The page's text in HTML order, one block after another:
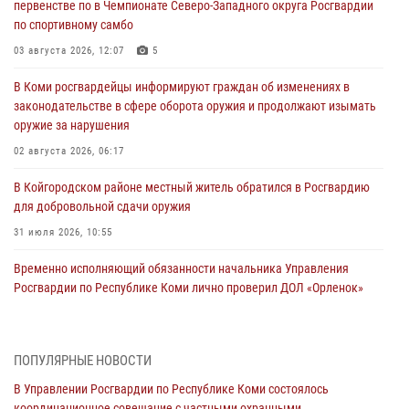
первенстве по в Чемпионате Северо-Западного округа Росгвардии
по спортивному самбо
03 августа 2026, 12:07 5
В Коми росгвардейцы информируют граждан об изменениях в
законодательстве в сфере оборота оружия и продолжают изымать
оружие за нарушения
02 августа 2026, 06:17
В Койгородском районе местный житель обратился в Росгвардию
для добровольной сдачи оружия
31 июля 2026, 10:55
Временно исполняющий обязанности начальника Управления
Росгвардии по Республике Коми лично проверил ДОЛ «Орленок»
ПОПУЛЯРНЫЕ НОВОСТИ
В Управлении Росгвардии по Республике Коми состоялось